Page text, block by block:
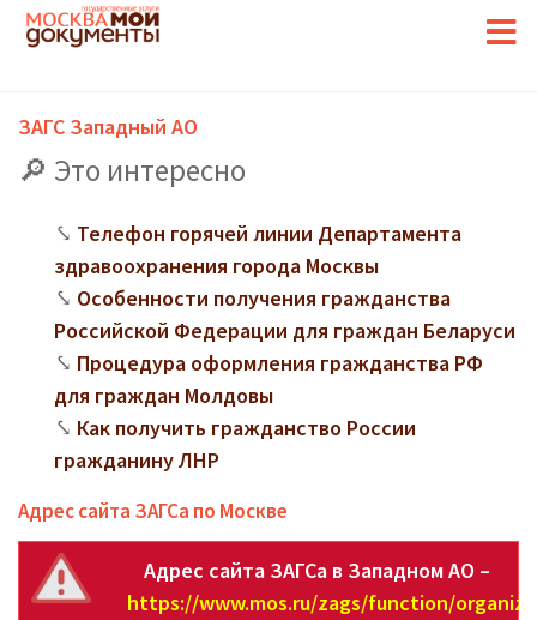
ЗАГС Западный АО
Это интересно
Телефон горячей линии Департамента
здравоохранения города Москвы
Особенности получения гражданства
Российской Федерации для граждан Беларуси
Процедура оформления гражданства РФ
для граждан Молдовы
Как получить гражданство России
гражданину ЛНР
Адрес сайта ЗАГСа по Москве
Адрес сайта ЗАГСа в Западном АО –
https://www.mos.ru/zags/function/